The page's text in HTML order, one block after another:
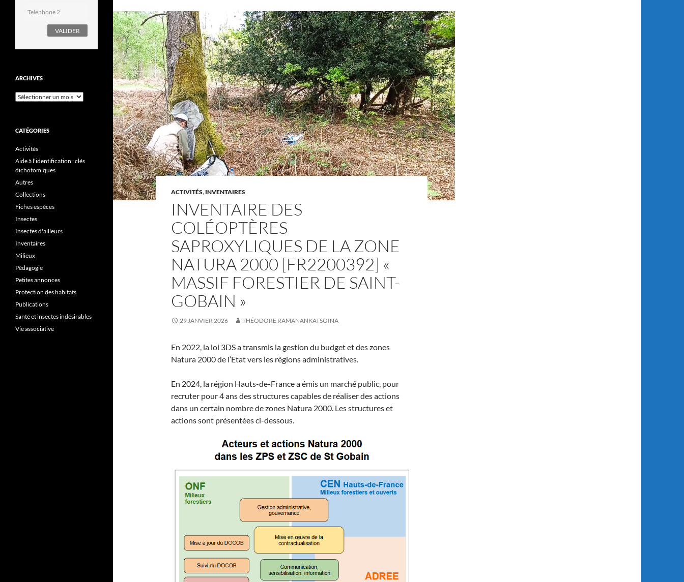
ACTIVITÉS, INVENTAIRES
INVENTAIRE DES
COLÉOPTÈRES
SAPROXYLIQUES DE LA ZONE
NATURA 2000 [FR2200392] «
MASSIF FORESTIER DE SAINT-
GOBAIN »
29 JANVIER 2026 THÉODORE RAMANANKATSOINA
En 2022, la loi 3DS a transmis la gestion du budget et des zones
Natura 2000 de l’Etat vers les régions administratives.
En 2024, la région Hauts-de-France a émis un marché public, pour
recruter pour 4 ans des structures capables de réaliser des actions
dans un certain nombre de zones Natura 2000. Les structures et
actions sont présentées ci-dessous.
ARCHIVES
Archives
CATÉGORIES
Activités
Aide à l'identification : clés
dichotomiques
Autres
Collections
Fiches espèces
Insectes
Insectes d'ailleurs
Inventaires
Milieux
Pédagogie
Petites annonces
Protection des habitats
Publications
Santé et insectes indésirables
Vie associative